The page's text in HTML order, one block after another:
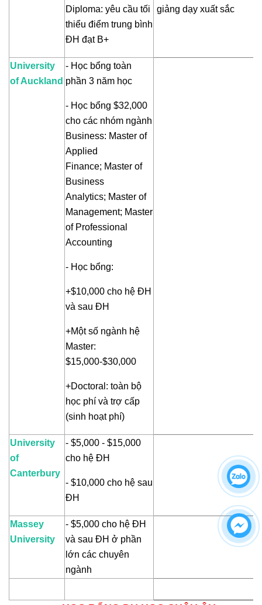
Diploma: yêu cầu tối
thiểu điểm trung bình
ĐH đạt B+
giảng dạy xuất sắc
University
of Auckland
- Học bổng toàn
phần 3 năm học
- Học bổng $32,000
cho các nhóm ngành
Business: Master of
Applied
Finance; Master of
Business
Analytics; Master of
Management; Master
of Professional
Accounting
- Học bổng:
+$10,000 cho hệ ĐH
và sau ĐH
+Một số ngành hệ
Master:
$15,000-$30,000
+Doctoral: toàn bộ
học phí và trợ cấp
(sinh hoạt phí)
University
of
Canterbury
- $5,000 - $15,000
cho hệ ĐH
- $10,000 cho hệ sau
ĐH
Massey
University
- $5,000 cho hệ ĐH
và sau ĐH ở phần
lớn các chuyên
ngành